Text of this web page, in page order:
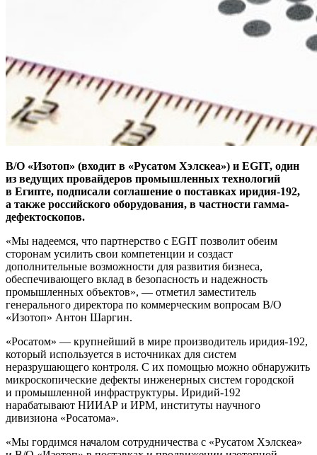
В/О «Изотоп» (входит в «Русатом Хэлскеа») и EGIT, один
из ведущих провайдеров промышленных технологий
в Египте, подписали соглашение о поставках иридия‑192,
а также российского оборудования, в частности гамма-
дефектоскопов.
«Мы надеемся, что партнерство с EGIT позволит обеим
сторонам усилить свои компетенции и создаст
дополнительные возможности для развития бизнеса,
обеспечивающего вклад в безопасность и надежность
промышленных объектов», — отметил заместитель
генерального директора по коммерческим вопросам В/О
«Изотоп» Антон Шаргин.
«Росатом» — ​крупнейший в мире производитель иридия‑192,
который используется в источниках для систем
неразрушающего контроля. С их помощью можно обнаружить
микроскопические дефекты инженерных систем городской
и промышленной инфраструктуры. Иридий‑192
нарабатывают НИИАР и ИРМ, институты научного
дивизиона «Росатома».
«Мы гордимся началом сотрудничества с «Русатом Хэлскеа»